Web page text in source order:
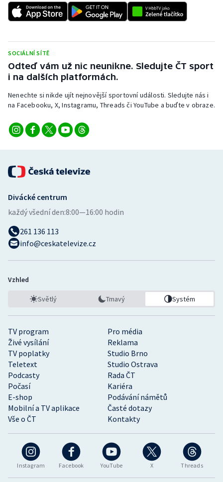
Sportovní střelba
Stolní tenis
Triatlon
Veslování
Volejbal
SOCIÁLNÍ SÍTĚ
Odteď vám už nic neunikne. Sledujte ČT sport
i na dalších platformách.
Nenechte si nikde ujít nejnovější sportovní události. Sledujte nás i
na Facebooku, X, Instagramu, Threads či YouTube a buďte v obraze.
Instagram Facebook YouTube X Threads
TV program
Pro média
Živé vysílání
Reklama
TV poplatky
Studio Brno
Teletext
Studio Ostrava
Podcasty
Rada ČT
Počasí
Kariéra
E-shop
Podávání námětů
Mobilní a TV aplikace
Časté dotazy
Vše o ČT
Kontakty
Divácké centrum
každý všední den:8:00—16:00 hodin
261 136 113
info@ceskatelevize.cz
Vzhled
Světlý Tmavý Systém